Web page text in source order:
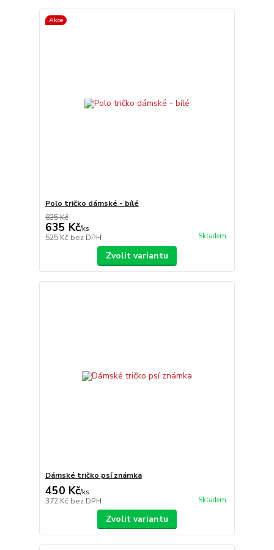
Akce
Polo tričko dámské - bílé
835 Kč
635 Kč/ks
525 Kč bez DPH Skladem
Zvolit variantu
Dámské tričko psí známka
450 Kč/ks
372 Kč bez DPH Skladem
Zvolit variantu